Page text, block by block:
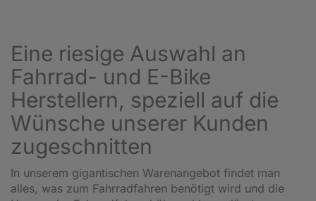
Eine riesige Auswahl an
Fahrrad- und E-Bike
Herstellern, speziell auf die
Wünsche unserer Kunden
zugeschnitten
In unserem gigantischen Warenangebot findet man
alles, was zum Fahrradfahren benötigt wird und die